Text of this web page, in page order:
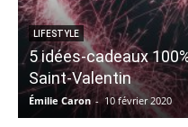
LIFESTYLE
5 idées-cadeaux
Saint-Valentin
Émilie Caron - 10 février 2020